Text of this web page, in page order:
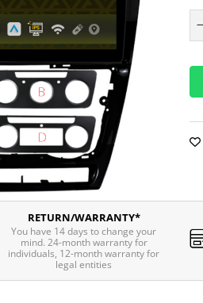
RETURN/WARRANTY*
You have 14 days to change your
mind. 24-month warranty for
individuals, 12-month warranty for
legal entities